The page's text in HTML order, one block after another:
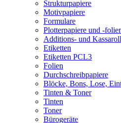
Strukturpapiere
Motivpapiere
Formulare
Plotterpapiere und -
Additions- und
Etiketten
Etiketten PCL3
Folien
Durchschreibpapiere
Blöcke, Bons, Lose,
Tinten & Toner
Tinten
Toner
Bürogeräte